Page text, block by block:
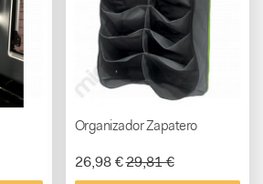
Organizador Zapatero
26,98 €29,81 €